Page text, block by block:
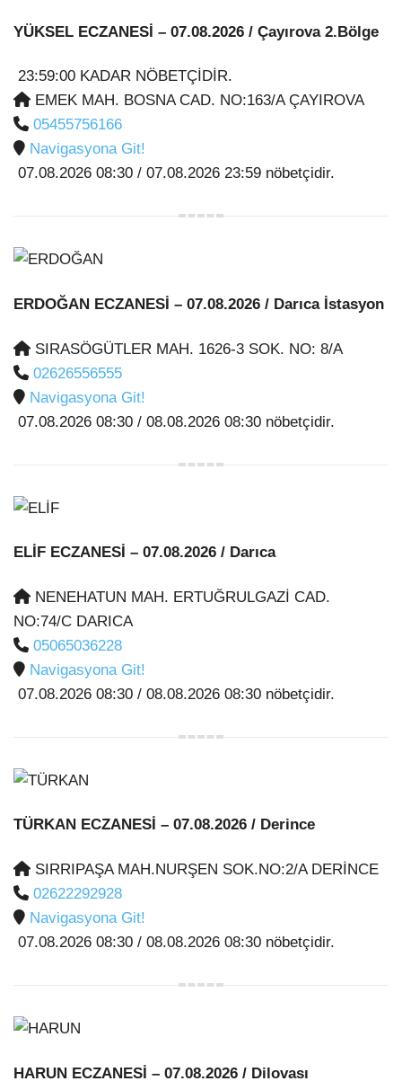
YÜKSEL ECZANESİ – 07.08.2026 / Çayırova 2.Bölge
23:59:00 KADAR NÖBETÇİDİR.
EMEK MAH. BOSNA CAD. NO:163/A ÇAYIROVA
05455756166
Navigasyona Git!
07.08.2026 08:30 / 07.08.2026 23:59 nöbetçidir.
ERDOĞAN ECZANESİ – 07.08.2026 / Darıca İstasyon
SIRASÖGÜTLER MAH. 1626-3 SOK. NO: 8/A
02626556555
Navigasyona Git!
07.08.2026 08:30 / 08.08.2026 08:30 nöbetçidir.
ELİF ECZANESİ – 07.08.2026 / Darıca
NENEHATUN MAH. ERTUĞRULGAZİ CAD.
NO:74/C DARICA
05065036228
Navigasyona Git!
07.08.2026 08:30 / 08.08.2026 08:30 nöbetçidir.
TÜRKAN ECZANESİ – 07.08.2026 / Derince
SIRRIPAŞA MAH.NURŞEN SOK.NO:2/A DERİNCE
02622292928
Navigasyona Git!
07.08.2026 08:30 / 08.08.2026 08:30 nöbetçidir.
HARUN ECZANESİ – 07.08.2026 / Dilovası